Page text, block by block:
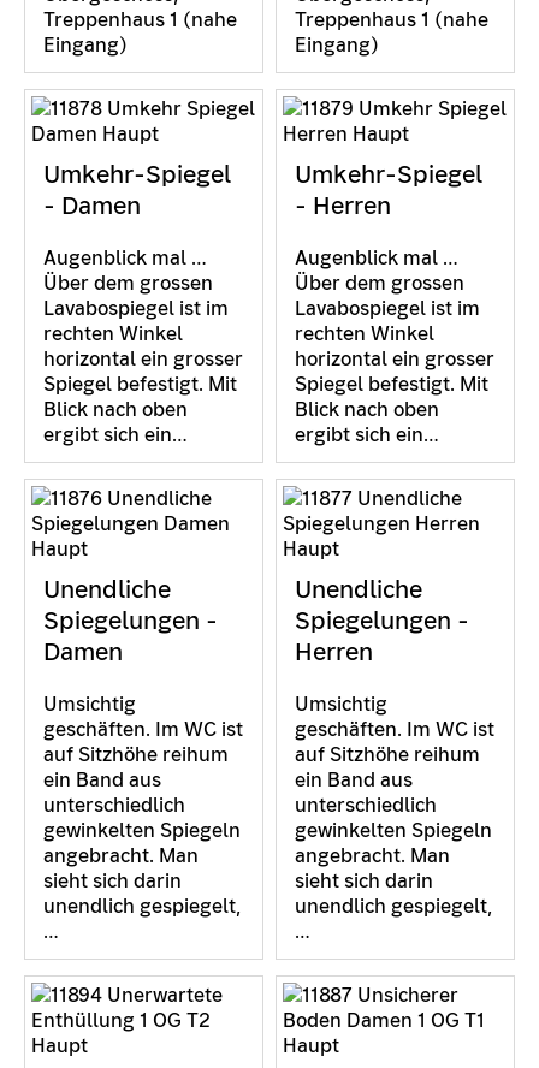
Treppenhaus 1 (nahe
Eingang)
Treppenhaus 1 (nahe
Eingang)
Umkehr-Spiegel
- Damen
Augenblick mal …
Über dem grossen
Lavabospiegel ist im
rechten Winkel
horizontal ein grosser
Spiegel befestigt. Mit
Blick nach oben
ergibt sich ein…
Umkehr-Spiegel
- Herren
Augenblick mal …
Über dem grossen
Lavabospiegel ist im
rechten Winkel
horizontal ein grosser
Spiegel befestigt. Mit
Blick nach oben
ergibt sich ein…
Unendliche
Spiegelungen -
Damen
Umsichtig
geschäften. Im WC ist
auf Sitzhöhe reihum
ein Band aus
unterschiedlich
gewinkelten Spiegeln
angebracht. Man
sieht sich darin
unendlich gespiegelt,
…
Unendliche
Spiegelungen -
Herren
Umsichtig
geschäften. Im WC ist
auf Sitzhöhe reihum
ein Band aus
unterschiedlich
gewinkelten Spiegeln
angebracht. Man
sieht sich darin
unendlich gespiegelt,
…